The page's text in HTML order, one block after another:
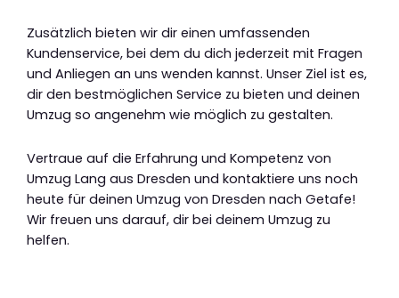
Zusätzlich bieten wir dir einen umfassenden
Kundenservice, bei dem du dich jederzeit mit Fragen
und Anliegen an uns wenden kannst. Unser Ziel ist es,
dir den bestmöglichen Service zu bieten und deinen
Umzug so angenehm wie möglich zu gestalten.
Vertraue auf die Erfahrung und Kompetenz von
Umzug Lang aus Dresden und kontaktiere uns noch
heute für deinen Umzug von Dresden nach Getafe!
Wir freuen uns darauf, dir bei deinem Umzug zu
helfen.